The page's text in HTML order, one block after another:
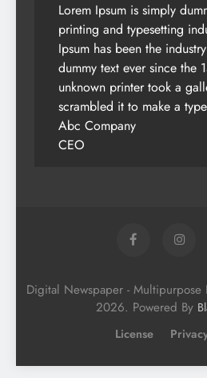
Lorem Ipsum is simply
printing and typesetting
Ipsum has been the
dummy text ever since the
unknown printer took a
scrambled it to make a
Abc Company
CEO
Digital Newspaper - Multipurpose
2026. Powered By
License